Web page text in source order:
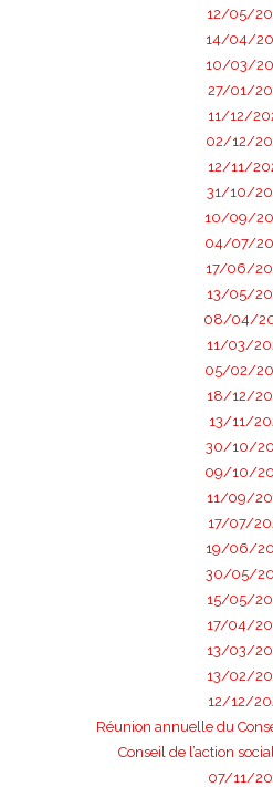
12/05/
14/04/
10/03/
27/01/
11/12/
02/12/
12/11/
31/10/
10/09/
04/07/
17/06/
13/05/
08/04/
11/03/
05/02/
18/12/
13/11/
30/10/
09/10/
11/09/
17/07/
19/06/
30/05/
15/05/
17/04/
13/03/
13/02/
12/12/
Réunion annuelle du
Conseil de l’action
07/11/